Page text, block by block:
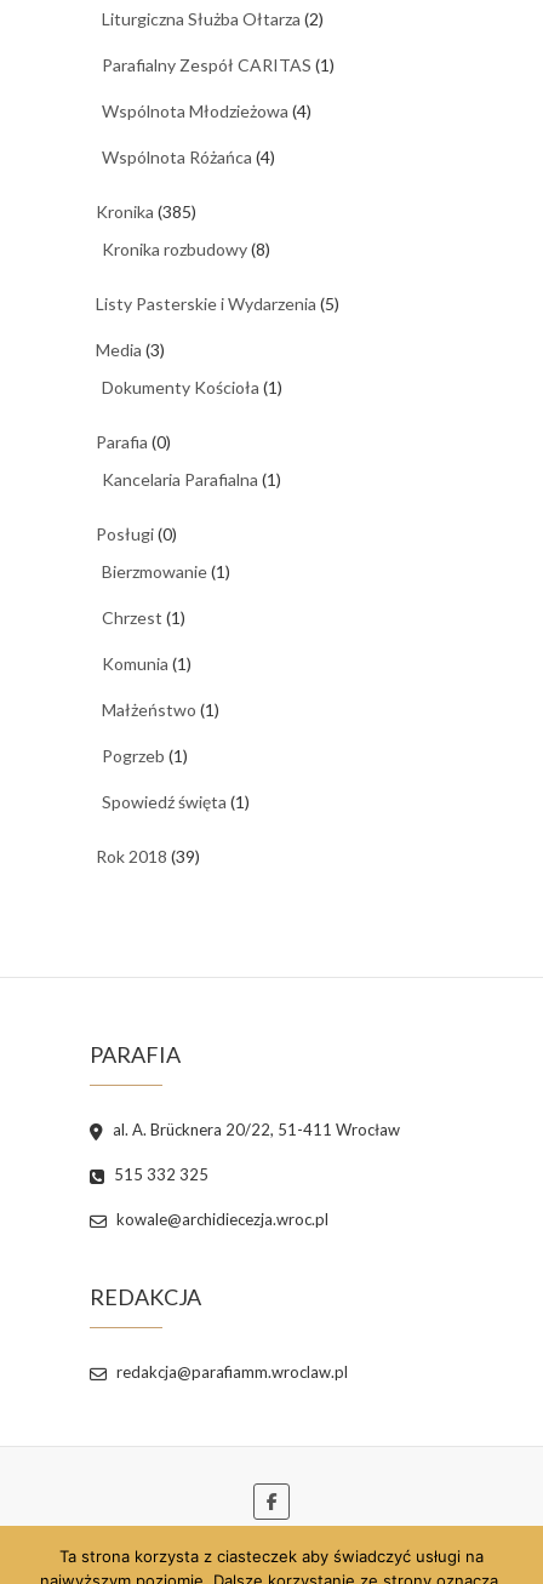
Liturgiczna Służba Ołtarza (2)
Parafialny Zespół CARITAS (1)
Wspólnota Młodzieżowa (4)
Wspólnota Różańca (4)
Kronika (385)
Kronika rozbudowy(8)
Listy Pasterskie i Wydarzenia (5)
Media (3)
Dokumenty Kościoła (1)
Parafia (0)
Kancelaria Parafialna (1)
Posługi(0)
Bierzmowanie(1)
Chrzest (1)
Komunia (1)
Małżeństwo (1)
Pogrzeb (1)
Spowiedź święta (1)
Rok 2018 (39)
PARAFIA
al. A. Brücknera 20/22, 51-411 Wrocław
515 332 325
kowale@archidiecezja.wroc.pl
REDAKCJA
redakcja@parafiamm.wroclaw.pl
© 2026Parafia pw. Najświętszej Maryi Panny
Ta strona korzysta z ciasteczek aby świadczyć usługi na